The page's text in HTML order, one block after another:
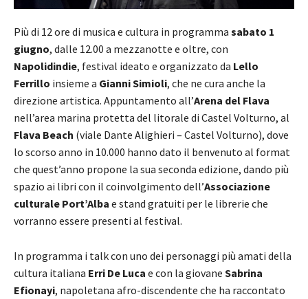
Più di 12 ore di musica e cultura in programma sabato 1
giugno, dalle 12.00 a mezzanotte e oltre, con
Napolidindie, festival ideato e organizzato da Lello
Ferrillo insieme a Gianni Simioli, che ne cura anche la
direzione artistica. Appuntamento all’Arena del Flava
nell’area marina protetta del litorale di Castel Volturno, al
Flava Beach (viale Dante Alighieri – Castel Volturno), dove
lo scorso anno in 10.000 hanno dato il benvenuto al format
che quest’anno propone la sua seconda edizione, dando più
spazio ai libri con il coinvolgimento dell’Associazione
culturale Port’Alba e stand gratuiti per le librerie che
vorranno essere presenti al festival.
In programma i talk con uno dei personaggi più amati della
cultura italiana Erri De Luca e con la giovane Sabrina
Efionayi, napoletana afro-discendente che ha raccontato